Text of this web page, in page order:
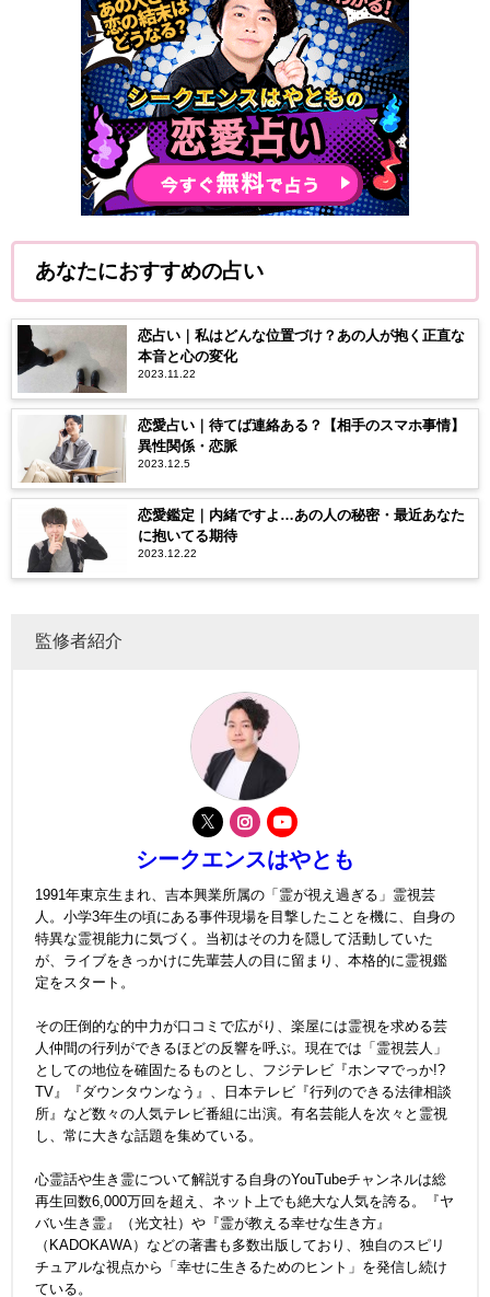
あなたにおすすめの占い
恋占い｜私はどんな位置づけ？あの人が抱く正直な
本音と心の変化
2023.11.22
恋愛占い｜待てば連絡ある？【相手のスマホ事情】
異性関係・恋脈
2023.12.5
恋愛鑑定｜内緒ですよ…あの人の秘密・最近あなた
に抱いてる期待
2023.12.22
監修者紹介
シークエンスはやとも
1991年東京生まれ、吉本興業所属の「霊が視え過ぎる」霊視芸
人。小学3年生の頃にある事件現場を目撃したことを機に、自身の
特異な霊視能力に気づく。当初はその力を隠して活動していた
が、ライブをきっかけに先輩芸人の目に留まり、本格的に霊視鑑
定をスタート。
その圧倒的な的中力が口コミで広がり、楽屋には霊視を求める芸
人仲間の行列ができるほどの反響を呼ぶ。現在では「霊視芸人」
としての地位を確固たるものとし、フジテレビ『ホンマでっか!?
TV』『ダウンタウンなう』、日本テレビ『行列のできる法律相談
所』など数々の人気テレビ番組に出演。有名芸能人を次々と霊視
し、常に大きな話題を集めている。
心霊話や生き霊について解説する自身のYouTubeチャンネルは総
再生回数6,000万回を超え、ネット上でも絶大な人気を誇る。『ヤ
バい生き霊』（光文社）や『霊が教える幸せな生き方』
（KADOKAWA）などの著書も多数出版しており、独自のスピリ
チュアルな視点から「幸せに生きるためのヒント」を発信し続け
ている。